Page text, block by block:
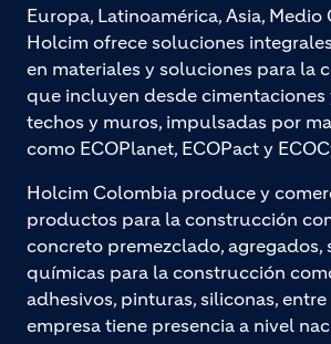
Europa, Latinoamérica, Asia, Medio
Holcim ofrece soluciones
en materiales y soluciones para la
que incluyen desde cimentaciones
techos y muros, impulsadas por
como ECOPlanet, ECOPact y
Holcim Colombia produce y
productos para la construcción
concreto premezclado, agregados,
químicas para la construcción como
adhesivos, pinturas, siliconas, entre
empresa tiene presencia a nivel